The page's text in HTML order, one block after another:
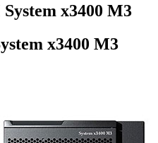
x3400 M3
x3400 M3